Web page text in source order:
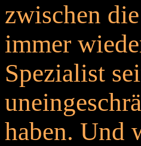
zwischen
immer
Spezialist
haben. Und